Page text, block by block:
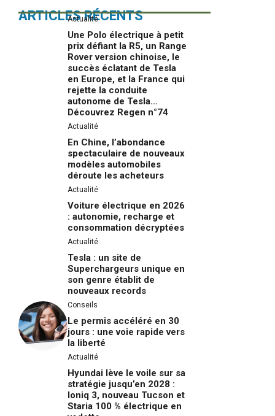
ARTICLES RÉCENTS
Actualité
Une Polo électrique à petit
prix défiant la R5, un Range
Rover version chinoise, le
succès éclatant de Tesla
en Europe, et la France qui
rejette la conduite
autonome de Tesla…
Découvrez Regen n°74
Actualité
En Chine, l’abondance
spectaculaire de nouveaux
modèles automobiles
déroute les acheteurs
Actualité
Voiture électrique en 2026
: autonomie, recharge et
consommation décryptées
Actualité
Tesla : un site de
Superchargeurs unique en
son genre établit de
nouveaux records
Conseils
Le permis accéléré en 30
jours : une voie rapide vers
la liberté
Actualité
Hyundai lève le voile sur sa
stratégie jusqu’en 2028 :
Ioniq 3, nouveau Tucson et
Staria 100 % électrique en